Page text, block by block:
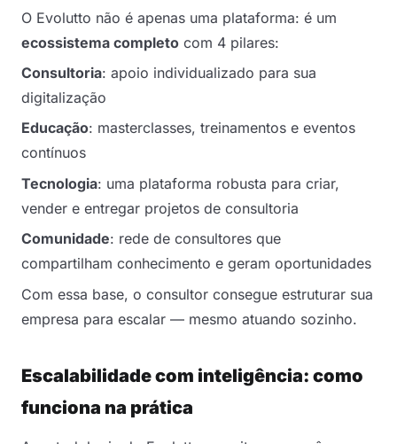
O Evolutto não é apenas uma plataforma: é um
ecossistema completo com 4 pilares:
Consultoria: apoio individualizado para sua
digitalização
Educação: masterclasses, treinamentos e eventos
contínuos
Tecnologia: uma plataforma robusta para criar,
vender e entregar projetos de consultoria
Comunidade: rede de consultores que
compartilham conhecimento e geram oportunidades
Com essa base, o consultor consegue estruturar sua
empresa para escalar — mesmo atuando sozinho.
Escalabilidade com inteligência: como
funciona na prática